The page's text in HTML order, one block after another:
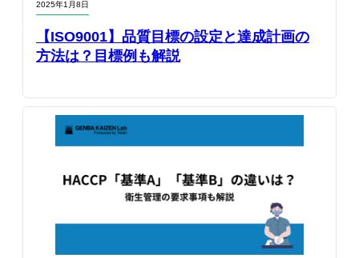
2025年1月8日
【ISO9001】品質目標の設定と達成計画の
方法は？目標例も解説